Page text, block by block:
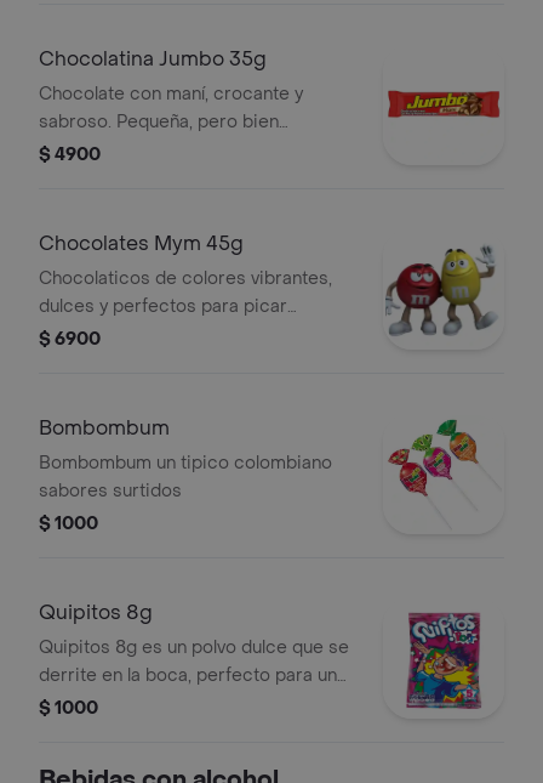
Chocolatina Jumbo 35g
Chocolate con maní, crocante y
sabroso. Pequeña, pero bien
poderosa.
$ 4900
Chocolates Mym 45g
Chocolaticos de colores vibrantes,
dulces y perfectos para picar
mientras disfruta de un momento de
$ 6900
Bombombum
Bombombum un tipico colombiano
sabores surtidos
$ 1000
Quipitos 8g
Quipitos 8g es un polvo dulce que se
derrite en la boca, perfecto para un
antojo rápido.
$ 1000